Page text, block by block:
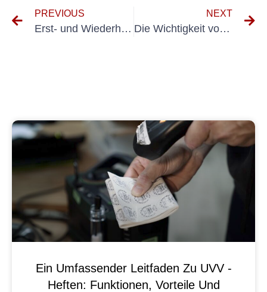
PREVIOUS
Erst- und Wiederholungsprüfung Elektrischer Anlagen: Alles, war sie Wissen Müssen
NEXT
Die Wichtigkeit von Ererstprüfung für elektrische Geräte: Ein Leitfaden für Unternehmen
Ein Umfassender Leitfaden Zu UVV -
Heften: Funktionen, Vorteile Und